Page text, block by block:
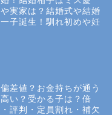
実家は？結婚式や結婚
子誕生！馴れ初めや妊
差値？お金持ちが通う
い？受かる子は？倍
評判・定員割れ・補欠